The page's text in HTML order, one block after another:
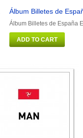
Álbum Billetes de
Álbum Billetes de España
ADD TO CART